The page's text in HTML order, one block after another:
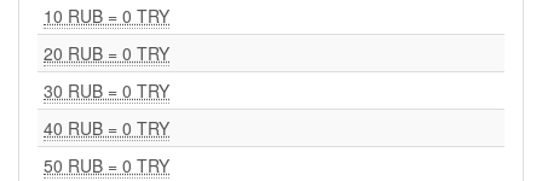
10 RUB = 0 TRY
20 RUB = 0 TRY
30 RUB = 0 TRY
40 RUB = 0 TRY
50 RUB = 0 TRY